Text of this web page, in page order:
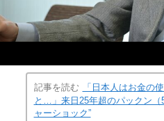
記事を読む
「日本人はお金の
と…」来日25年超のパックン（
ャーショック”